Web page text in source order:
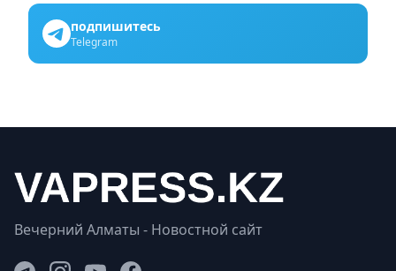
подпишитесь
Telegram
Вечерний Алматы - Новостной сайт